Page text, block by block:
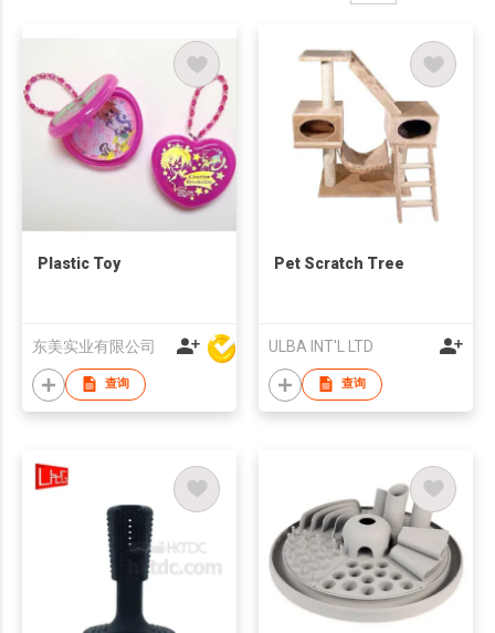
Plastic Toy
东美实业有限公司
查询
Pet Scratch Tree
ULBA INT'L LTD
查询